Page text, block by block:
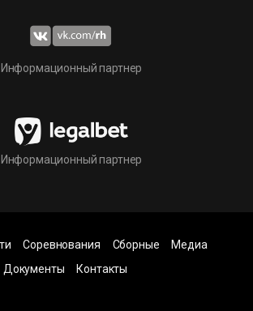
Информационный партнер
Информационный партнер
Соревнования Сборные
Медиа
Документы
Контакты